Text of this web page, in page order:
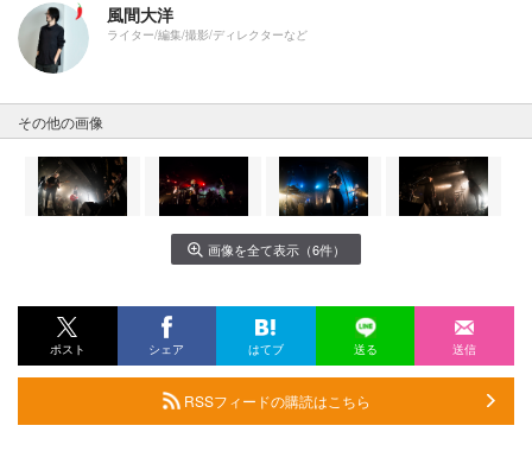
風間大洋
ライター/編集/撮影/ディレクターなど
その他の画像
画像を全て表示（6件）
ポスト シェア はてブ 送る 送信
RSSフィードの購読はこちら